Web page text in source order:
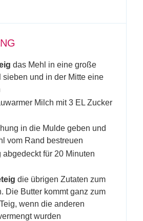
das Mehl in eine große
sieben und in der Mitte eine
Milch mit 3 EL Zucker
in die Mulde geben und
vom Rand bestreuen
abgedeckt für 20 Minuten
die übrigen Zutaten zum
Die Butter kommt ganz zum
wenn die anderen
wurden